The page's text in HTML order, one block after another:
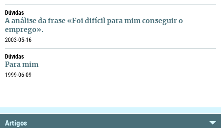
Dúvidas
A análise da frase «Foi difícil para mim conseguir o
emprego».
2003-05-16
Dúvidas
Para mim
1999-06-09
Artigos